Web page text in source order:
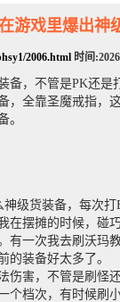
游戏里爆出神
2006.html 时间
，不管是PK还是
，全靠圣魔戒指，
。
级货装备，每次
在摆摊的时候，碰
有一次我去刷沃玛
的装备好太多了。
伤害，不管是刷怪
个档次，有时候刷